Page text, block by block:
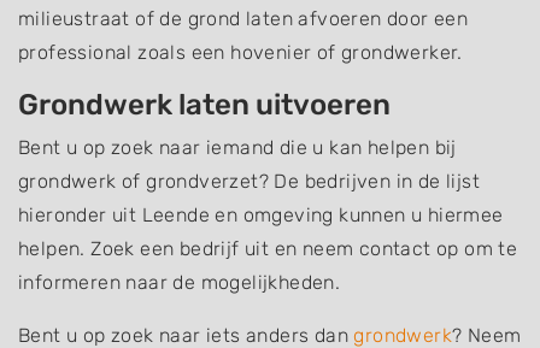
milieustraat of de grond laten afvoeren door een
professional zoals een hovenier of grondwerker.
Grondwerk laten uitvoeren
Bent u op zoek naar iemand die u kan helpen bij
grondwerk of grondverzet? De bedrijven in de lijst
hieronder uit Leende en omgeving kunnen u hiermee
helpen. Zoek een bedrijf uit en neem contact op om te
informeren naar de mogelijkheden.
Bent u op zoek naar iets anders dangrondwerk? Neem